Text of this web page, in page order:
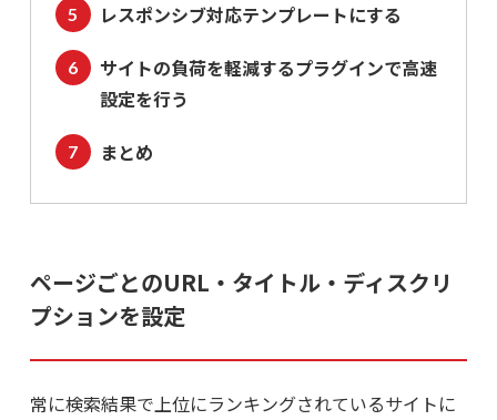
レスポンシブ対応テンプレートにする
サイトの負荷を軽減するプラグインで高速
設定を行う
まとめ
ページごとのURL・タイトル・ディスクリ
プションを設定
常に検索結果で上位にランキングされているサイトに